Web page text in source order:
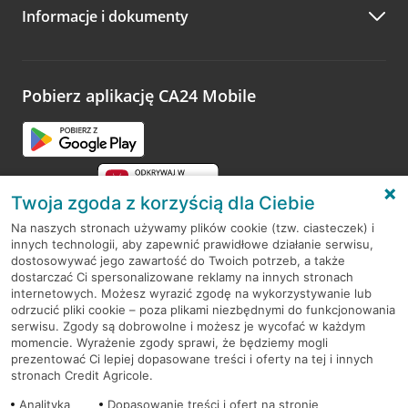
Zachęcamy do podzielenia się z nami opinią o wizycie.
opinie.
Informacje i dokumenty
Pobierz aplikację CA24 Mobile
RODO
Regulamin serwisu
Mapa serwisu
PolitykaCookies
Twoja zgoda z korzyścią dla Ciebie
Na naszych stronach używamy plików cookie (tzw. ciasteczek) i
innych technologii, aby zapewnić prawidłowe działanie serwisu,
dostosowywać jego zawartość do Twoich potrzeb, a także
dostarczać Ci spersonalizowane reklamy na innych stronach
internetowych. Możesz wyrazić zgodę na wykorzystywanie lub
odrzucić pliki cookie – poza plikami niezbędnymi do funkcjonowania
serwisu. Zgody są dobrowolne i możesz je wycofać w każdym
momencie. Wyrażenie zgody sprawi, że będziemy mogli
prezentować Ci lepiej dopasowane treści i oferty na tej i innych
stronach Credit Agricole.
Analityka
Dopasowanie treści i ofert na stronie